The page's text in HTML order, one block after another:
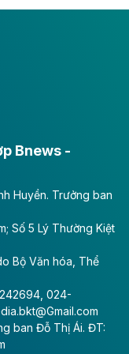
sẽ tạo động
Nam đồng
- CTCP
trong quý
Việt Nam
với doanh thu
với cùng kỳ và
của doanh
Bnews -
Huyền. Trưởng ban
Số 5 Lý Thường Kiệt
Bộ Văn hóa, Thể
024-
ban Đỗ Thị Ái. ĐT: